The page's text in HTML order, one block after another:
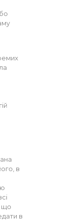
в
що
в